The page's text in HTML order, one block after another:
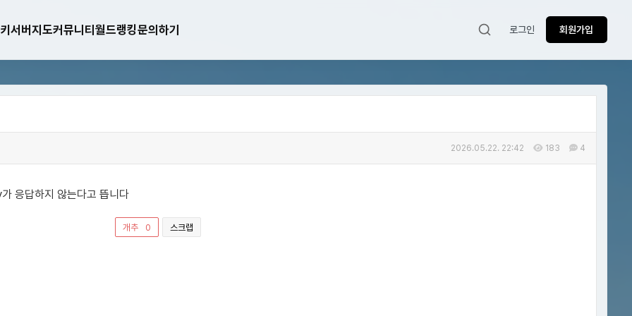
서버지도커뮤니티 월드랭킹문의하기 로그인 회원가입
2026.05.22. 22:42 183 4
응답하지 않는다고 뜹니다
개추 0 스크랩